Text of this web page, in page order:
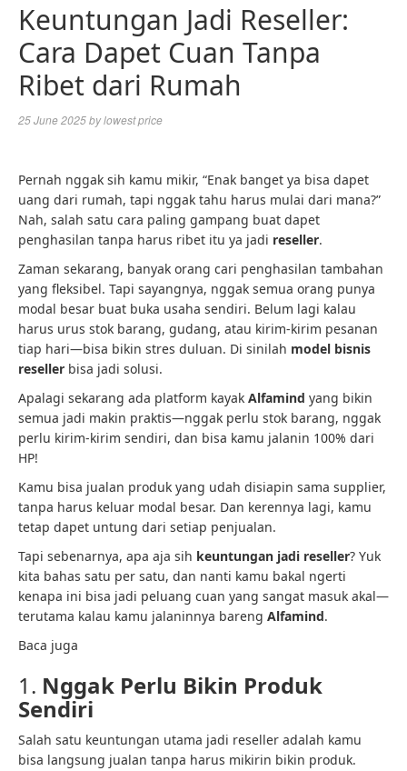
Keuntungan Jadi Reseller:
Cara Dapet Cuan Tanpa
Ribet dari Rumah
25 June 2025bylowest price
Pernah nggak sih kamu mikir, “Enak banget ya bisa dapet
uang dari rumah, tapi nggak tahu harus mulai dari mana?”
Nah, salah satu cara paling gampang buat dapet
penghasilan tanpa harus ribet itu ya jadi reseller.
Zaman sekarang, banyak orang cari penghasilan tambahan
yang fleksibel. Tapi sayangnya, nggak semua orang punya
modal besar buat buka usaha sendiri. Belum lagi kalau
harus urus stok barang, gudang, atau kirim-kirim pesanan
tiap hari—bisa bikin stres duluan. Di sinilah model bisnis
reseller bisa jadi solusi.
Apalagi sekarang ada platform kayak Alfamind yang bikin
semua jadi makin praktis—nggak perlu stok barang, nggak
perlu kirim-kirim sendiri, dan bisa kamu jalanin 100% dari
HP!
Kamu bisa jualan produk yang udah disiapin sama supplier,
tanpa harus keluar modal besar. Dan kerennya lagi, kamu
tetap dapet untung dari setiap penjualan.
Tapi sebenarnya, apa aja sih keuntungan jadi reseller? Yuk
kita bahas satu per satu, dan nanti kamu bakal ngerti
kenapa ini bisa jadi peluang cuan yang sangat masuk akal—
terutama kalau kamu jalaninnya bareng Alfamind.
Baca juga
1. Nggak Perlu Bikin Produk
Sendiri
Salah satu keuntungan utama jadi reseller adalah kamu
bisa langsung jualan tanpa harus mikirin bikin produk.